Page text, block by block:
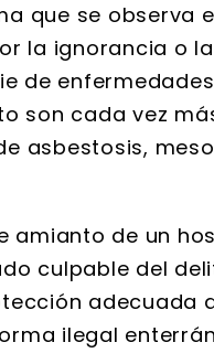
que se observa
la ignorancia o
de
son cada vez
asbestosis,
amianto de un
culpable del
adecuada
ilegal